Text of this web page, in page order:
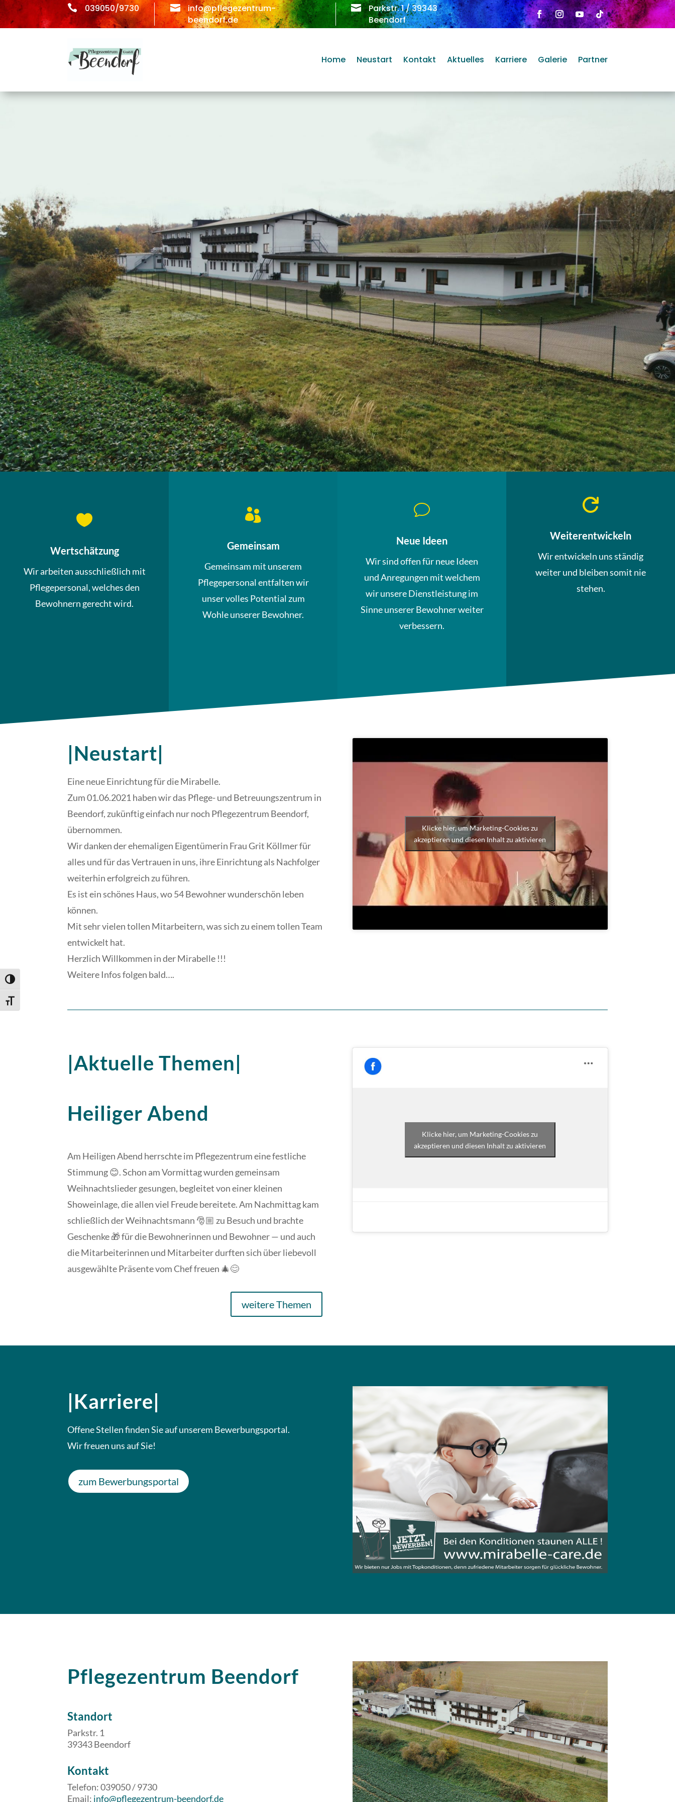
Umschalten auf hohe Kontraste
Schrift vergrößern
 039050/9730 
info@pflegezentrum-
beendorf.de

Parkstr. 1 / 39343
Beendorf
Home Neustart Kontakt Aktuelles Karriere Galerie Partner

Wertschätzung
Wir arbeiten ausschließlich mit
Pflegepersonal, welches den
Bewohnern gerecht wird.

Gemeinsam
Gemeinsam mit unserem
Pflegepersonal entfalten wir
unser volles Potential zum
Wohle unserer Bewohner.
v
Neue Ideen
Wir sind offen für neue Ideen
und Anregungen mit welchem
wir unsere Dienstleistung im
Sinne unserer Bewohner weiter
verbessern.

Weiterentwickeln
Wir entwickeln uns ständig
weiter und bleiben somit nie
stehen.
|Neustart|
Eine neue Einrichtung für die Mirabelle.
Zum 01.06.2021 haben wir das Pflege- und Betreuungszentrum in
Beendorf, zukünftig einfach nur noch Pflegezentrum Beendorf,
übernommen.
Wir danken der ehemaligen Eigentümerin Frau Grit Köllmer für
alles und für das Vertrauen in uns, ihre Einrichtung als Nachfolger
weiterhin erfolgreich zu führen.
Es ist ein schönes Haus, wo 54 Bewohner wunderschön leben
können.
Mit sehr vielen tollen Mitarbeitern, was sich zu einem tollen Team
entwickelt hat.
Herzlich Willkommen in der Mirabelle !!!
Weitere Infos folgen bald….
Klicke hier, um Marketing-Cookies zu
akzeptieren und diesen Inhalt zu aktivieren
|Aktuelle Themen|
Heiliger Abend
Am Heiligen Abend herrschte im Pflegezentrum eine festliche
Stimmung 😊. Schon am Vormittag wurden gemeinsam
Weihnachtslieder gesungen, begleitet von einer kleinen
Showeinlage, die allen viel Freude bereitete. Am Nachmittag kam
schließlich der Weihnachtsmann 🎅🏼 zu Besuch und brachte
Geschenke 🎁 für die Bewohnerinnen und Bewohner — und auch
die Mitarbeiterinnen und Mitarbeiter durften sich über liebevoll
ausgewählte Präsente vom Chef freuen 🎄😊
weitere Themen
Klicke hier, um Marketing-Cookies zu
akzeptieren und diesen Inhalt zu aktivieren
|Karriere|
Offene Stellen finden Sie auf unserem Bewerbungsportal.
Wir freuen uns auf Sie!
zum Bewerbungsportal
Pflegezentrum Beendorf
Standort
Parkstr. 1
39343 Beendorf
​​Kontakt
Telefon: 039050 / 9730
Email: info@pflegezentrum-beendorf.de